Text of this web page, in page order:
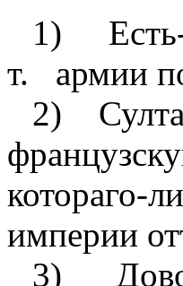
1)
т.
армии
2)
котораго-
империи
3)